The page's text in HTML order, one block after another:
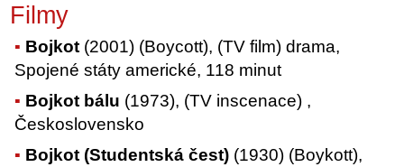
Filmy
Bojkot (2001) (Boycott), (TV film) drama,
Spojené státy americké, 118 minut
Bojkot bálu (1973), (TV inscenace) ,
Československo
Bojkot (Studentská čest) (1930) (Boykott),